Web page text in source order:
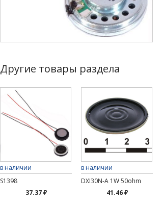
Другие товары раздела
в наличии
S1398
37.37 ₽
в наличии
DXI30N-A 1W 50ohm
41.46 ₽